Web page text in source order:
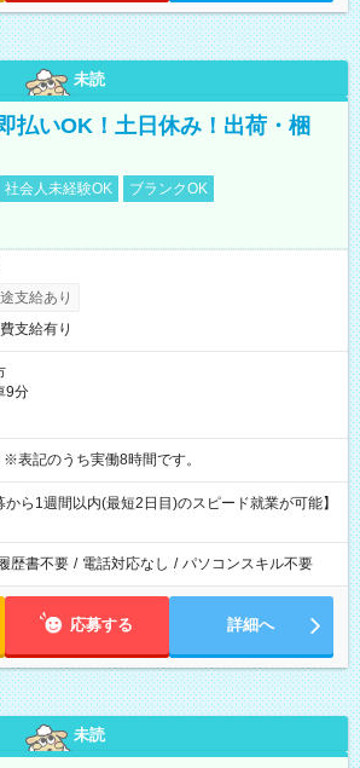
未読
払いOK！土日休み！出荷・梱
社会人未経験OK
ブランクOK
支給あり
支給有り
9分
9:00～18:00 ※表記のうち実働8時間です。
から1週間以内(最短2日目)のスピード就業が可能】
歴書不要 / 電話対応なし / パソコンスキル不要
応募する 詳細へ
未読